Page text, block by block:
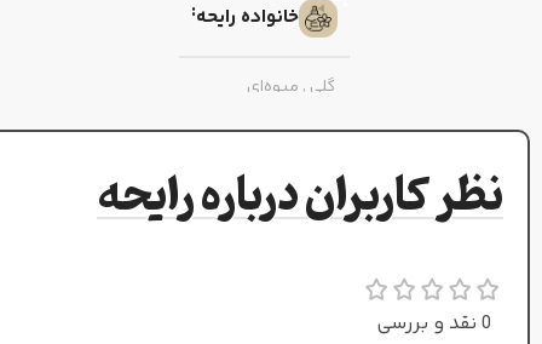
خانواده رایحه
گلی , میوه‌ای
صمغ کندر گلابی
نظر کاربران درباره رایحه
0 نقد و بررسی